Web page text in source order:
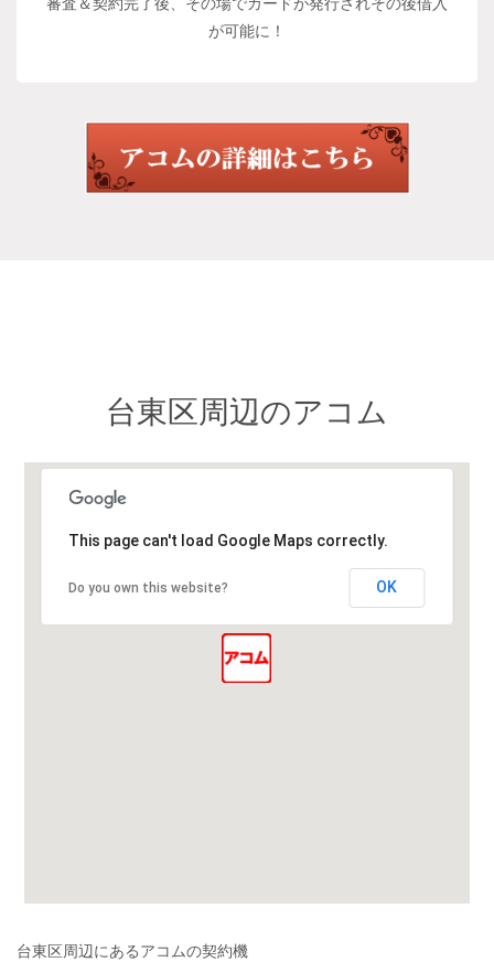
が可能に！
台東区周辺のアコム
This page can't load Google Maps correctly.
Do you own this website? OK
台東区周辺にあるアコムの契約機